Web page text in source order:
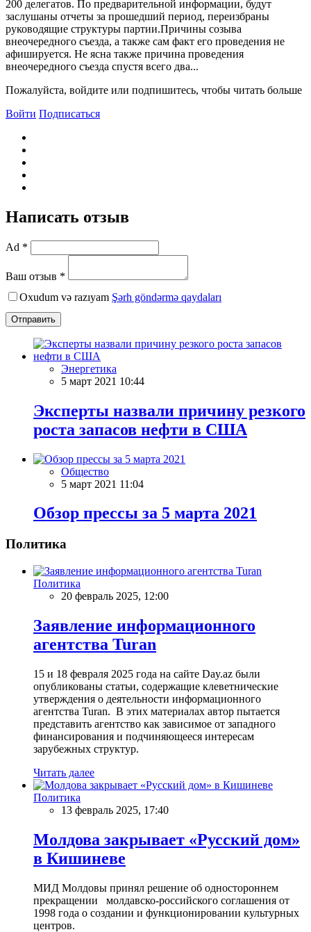
200 делегатов. По предварительной информации, будут
заслушаны отчеты за прошедший период, переизбраны
руководящие структуры партии.Причины созыва
внеочередного съезда, а также сам факт его проведения не
афишируется. Не ясна также причина проведения
внеочередного съезда спустя всего два...
Пожалуйста, войдите или подпишитесь, чтобы читать больше
Войти Подписаться
Написать отзыв
Ad *
Ваш отзыв *
Oxudum və razıyam Şərh göndərmə qaydaları
Отправить
Энергетика
5 март 2021 10:44
Эксперты назвали причину резкого
роста запасов нефти в США
Общество
5 март 2021 11:04
Обзор прессы за 5 марта 2021
Политика
Политика
20 февраль 2025, 12:00
Заявление информационного
агентства Turan
15 и 18 февраля 2025 года на сайте Day.az были
опубликованы статьи, содержащие клеветнические
утверждения о деятельности информационного
агентства Turan. В этих материалах автор пытается
представить агентство как зависимое от западного
финансирования и подчиняющееся интересам
зарубежных структур.
Читать далее
Политика
13 февраль 2025, 17:40
Молдова закрывает «Русский дом»
в Кишиневе
МИД Молдовы принял решение об одностороннем
прекращении молдавско-российского соглашения от
1998 года о создании и функционировании культурных
центров.